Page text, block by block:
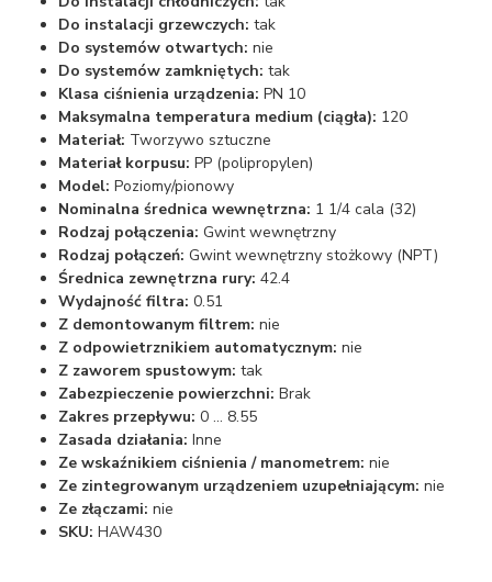
Do instalacji grzewczych: tak
Do systemów otwartych: nie
Do systemów zamkniętych: tak
Klasa ciśnienia urządzenia: PN 10
Maksymalna temperatura medium (ciągła): 120
Materiał: Tworzywo sztuczne
Materiał korpusu: PP (polipropylen)
Model: Poziomy/pionowy
Nominalna średnica wewnętrzna: 1 1/4 cala (32)
Rodzaj połączenia: Gwint wewnętrzny
Rodzaj połączeń: Gwint wewnętrzny stożkowy (NPT)
Średnica zewnętrzna rury: 42.4
Wydajność filtra: 0.51
Z demontowanym filtrem: nie
Z odpowietrznikiem automatycznym: nie
Z zaworem spustowym: tak
Zabezpieczenie powierzchni: Brak
Zakres przepływu: 0 ... 8.55
Zasada działania: Inne
Ze wskaźnikiem ciśnienia / manometrem: nie
Ze zintegrowanym urządzeniem uzupełniającym: nie
Ze złączami: nie
SKU: HAW430